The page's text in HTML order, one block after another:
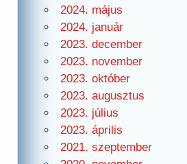
2024. május
2024. január
2023. december
2023. november
2023. október
2023. augusztus
2023. július
2023. április
2021. szeptember